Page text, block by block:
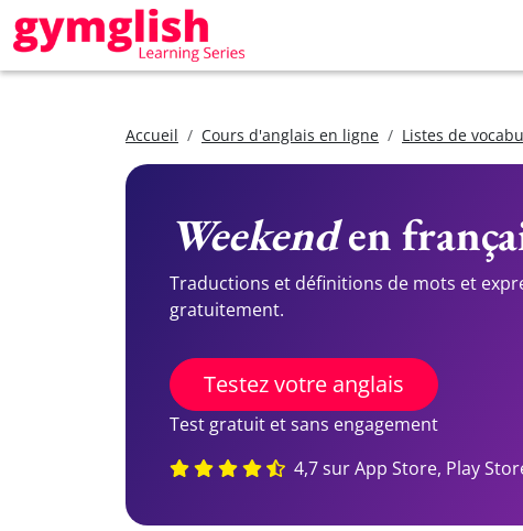
Accueil Cours d'anglais en ligne Listes de
Weekenden
Traductions et définitions de mots et
gratuitement.
Testez votre anglais
Test gratuit et sans engagement
4,7 sur App Store, Play